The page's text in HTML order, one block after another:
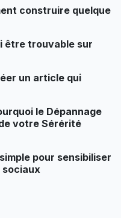
construire quelque
être trouvable sur
un article qui
le Dépannage
votre Sérérité
pour sensibiliser